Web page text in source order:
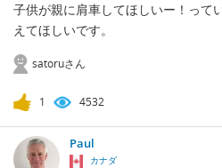
子供が親に肩車してほしいー！って
えてほしいです。
satoruさん
1 4532
Paul
カナダ